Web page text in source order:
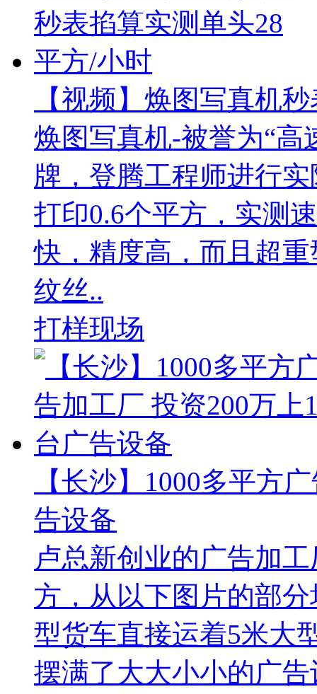
【视频】焕图写真机
焕图写真机-被誉为“高
牌，登腾工程师进行
打印0.6个平方，实测
快，精度高，而且超
纹丝..
打样现场
【长沙】1000多平方
告设备
卢总新创业的广告加
方，从以下图片的部
型货车直接运着5米大
摆满了大大小小的广